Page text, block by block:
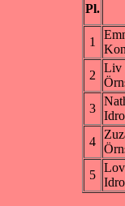
Pl.
1
2
Liv
3
4
5